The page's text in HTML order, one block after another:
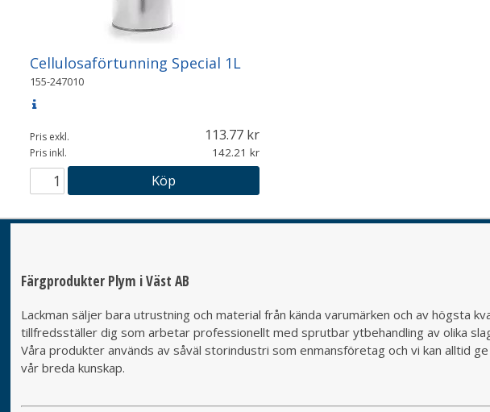
Cellulosaförtunning Special 1L
155-247010
Pris exkl. 113.77
Pris inkl. 142.21
Köp
Färgprodukter Plym i Väst AB
Lackman säljer bara utrustning och material från kända varumärken och av högsta
tillfredsställer dig som arbetar professionellt med sprutbar ytbehandling av olika
Våra produkter används av såväl storindustri som enmansföretag och vi kan alltid
vår breda kunskap.